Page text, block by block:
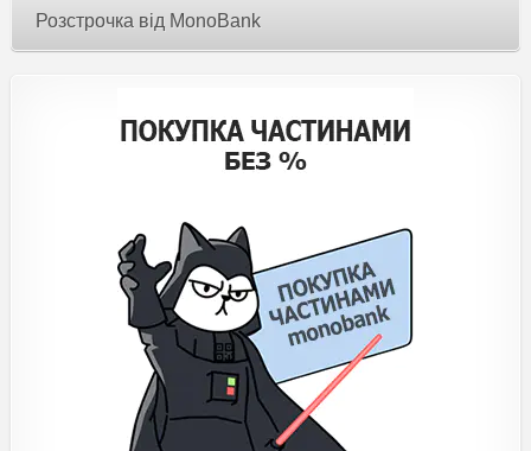
Розстрочка від MonoBank